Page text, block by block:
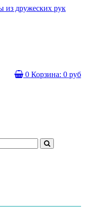
0 Корзина: 0 руб